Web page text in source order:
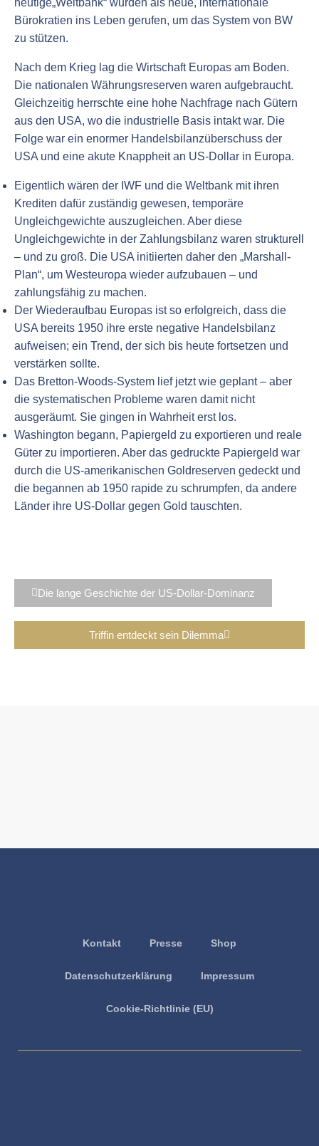
heutige„Weltbank“ wurden als neue, internationale
Bürokratien ins Leben gerufen, um das System von BW
zu stützen.
Nach dem Krieg lag die Wirtschaft Europas am Boden.
Die nationalen Währungsreserven waren aufgebraucht.
Gleichzeitig herrschte eine hohe Nachfrage nach Gütern
aus den USA, wo die industrielle Basis intakt war. Die
Folge war ein enormer Handelsbilanzüberschuss der
USA und eine akute Knappheit an US-Dollar in Europa.
Eigentlich wären der IWF und die Weltbank mit ihren
Krediten dafür zuständig gewesen, temporäre
Ungleichgewichte auszugleichen. Aber diese
Ungleichgewichte in der Zahlungsbilanz waren strukturell
– und zu groß. Die USA initiierten daher den „Marshall-
Plan“, um Westeuropa wieder aufzubauen – und
zahlungsfähig zu machen.
Der Wiederaufbau Europas ist so erfolgreich, dass die
USA bereits 1950 ihre erste negative Handelsbilanz
aufweisen; ein Trend, der sich bis heute fortsetzen und
verstärken sollte.
Das Bretton-Woods-System lief jetzt wie geplant – aber
die systematischen Probleme waren damit nicht
ausgeräumt. Sie gingen in Wahrheit erst los.
Washington begann, Papiergeld zu exportieren und reale
Güter zu importieren. Aber das gedruckte Papiergeld war
durch die US-amerikanischen Goldreserven gedeckt und
die begannen ab 1950 rapide zu schrumpfen, da andere
Länder ihre US-Dollar gegen Gold tauschten.
Die lange Geschichte der US-Dollar-Dominanz
Triffin entdeckt sein Dilemma
Kontakt Presse Shop
Datenschutzerklärung Impressum
Cookie-Richtlinie (EU)